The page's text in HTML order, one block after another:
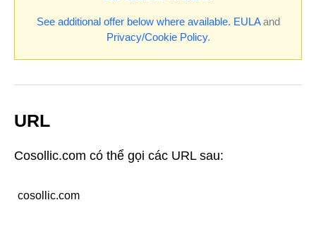
See additional offer below where available. EULAand
Privacy/Cookie Policy.
URL
Cosollic.com có thể gọi các URL sau:
cosollic.com